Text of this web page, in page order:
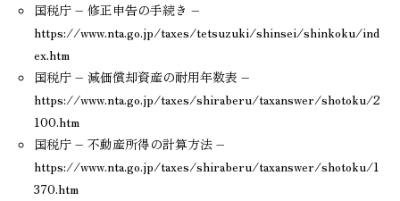
国税庁 – 修正申告の手続き –
https://www.nta.go.jp/taxes/tetsuzuki/shinsei/shinkoku/ind
ex.htm
国税庁 – 減価償却資産の耐用年数表 –
https://www.nta.go.jp/taxes/shiraberu/taxanswer/shotoku/2
100.htm
国税庁 – 不動産所得の計算方法 –
https://www.nta.go.jp/taxes/shiraberu/taxanswer/shotoku/1
370.htm